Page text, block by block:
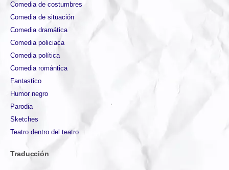
Comedia de costumbres
Comedia de situación
Comedia dramática
Comedia policiaca
Comedia política
Comedia romántica
Fantastico
Humor negro
Parodia
Sketches
Teatro dentro del teatro
Traducción